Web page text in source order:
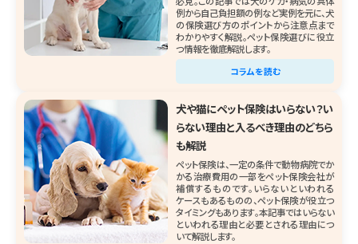
例から自己負担額の例など実例を元に、犬
の保険選び方のポイントから注意点まで
わかりやすく解説。ペット保険選びに役立
つ情報を徹底解説します。
コラムを読む
犬や猫にペット保険はいらない？い
らない理由と入るべき理由のどちら
も解説
ペット保険は、一定の条件で動物病院でか
かる治療費用の一部をペット保険会社が
補償するものです。いらないといわれる
ケースもあるものの、ペット保険が役立つ
タイミングもあります。本記事ではいらない
といわれる理由と必要とされる理由につ
いて解説します。